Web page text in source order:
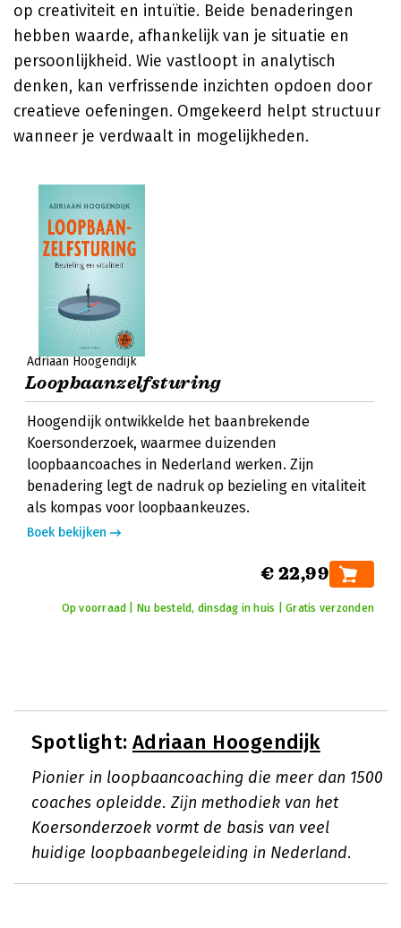
op creativiteit en intuïtie. Beide benaderingen
hebben waarde, afhankelijk van je situatie en
persoonlijkheid. Wie vastloopt in analytisch
denken, kan verfrissende inzichten opdoen door
creatieve oefeningen. Omgekeerd helpt structuur
wanneer je verdwaalt in mogelijkheden.
Adriaan Hoogendijk
Loopbaanzelfsturing
Hoogendijk ontwikkelde het baanbrekende
Koersonderzoek, waarmee duizenden
loopbaancoaches in Nederland werken. Zijn
benadering legt de nadruk op bezieling en vitaliteit
als kompas voor loopbaankeuzes.
Boek bekijken
€ 22,99
Op voorraad | Nu besteld, dinsdag in huis | Gratis verzonden
Spotlight: Adriaan Hoogendijk
Pionier in loopbaancoaching die meer dan 1500
coaches opleidde. Zijn methodiek van het
Koersonderzoek vormt de basis van veel
huidige loopbaanbegeleiding in Nederland.